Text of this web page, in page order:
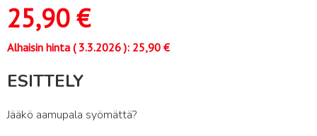
25,90€
Alhaisin hinta (3.3.2026): 25,90 €
ESITTELY
Jääkö aamupala syömättä?